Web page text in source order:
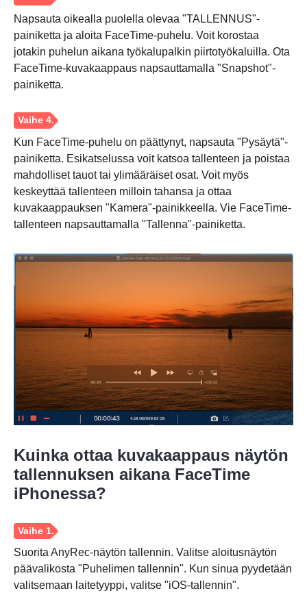
Vaihe 2.
Napsauta oikealla puolella olevaa "TALLENNUS"-
painiketta ja aloita FaceTime-puhelu. Voit korostaa
jotakin puhelun aikana työkalupalkin piirtotyökaluilla. Ota
FaceTime-kuvakaappaus napsauttamalla "Snapshot"-
painiketta.
Kun FaceTime-puhelu on päättynyt, napsauta "Pysäytä"-
painiketta. Esikatselussa voit katsoa tallenteen ja poistaa
mahdolliset tauot tai ylimääräiset osat. Voit myös
keskeyttää tallenteen milloin tahansa ja ottaa
kuvakaappauksen "Kamera"-painikkeella. Vie FaceTime-
tallenteen napsauttamalla "Tallenna"-painiketta.
Kuinka ottaa kuvakaappaus näytön
tallennuksen aikana FaceTime
iPhonessa?
Suorita AnyRec-näytön tallennin. Valitse aloitusnäytön
päävalikosta "Puhelimen tallennin". Kun sinua pyydetään
valitsemaan laitetyyppi, valitse "iOS-tallennin".